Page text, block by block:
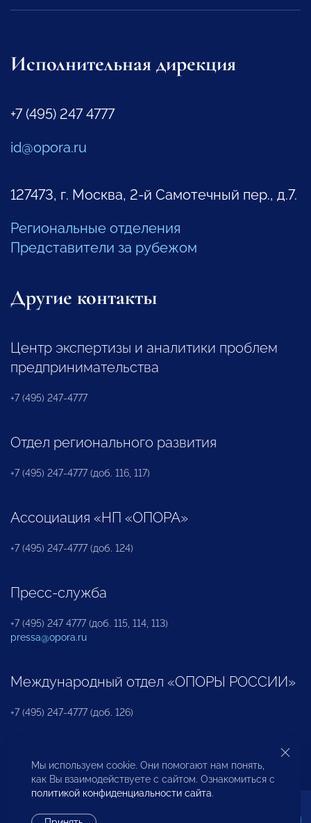
Исполнительная дирекция
+7 (495) 247 4777
id@opora.ru
127473, г. Москва, 2-й Самотечный пер., д.7.
Региональные отделения
Представители за рубежом
Другие контакты
Центр экспертизы и аналитики проблем
предпринимательства
+7 (495) 247-4777
Отдел регионального развития
+7 (495) 247-4777 (доб. 116, 117)
Ассоциация «НП «ОПОРА»
+7 (495) 247-4777 (доб. 124)
Пресс-служба
+7 (495) 247 4777 (доб. 115, 114, 113)
pressa@opora.ru
Международный отдел «ОПОРЫ РОССИИ»
+7 (495) 247-4777 (доб. 126)
Бюро по защите прав предпринимателей и
инвесторов
Мы используем cookie. Они помогают нам понять,
как Вы взаимодействуете с сайтом. Ознакомиться с
политикой конфиденциальности сайта.